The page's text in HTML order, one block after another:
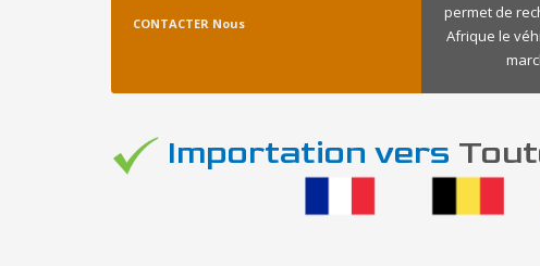
CONTACTER Nous
permet de
Afrique le
Importation vers